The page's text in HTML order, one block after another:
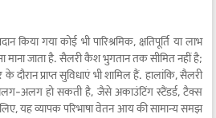
किया गया कोई भी पारिश्रमिक, क्षतिपूर्ति या लाभ
जाता है. सैलरी कैश भुगतान तक सीमित नहीं है;
दौरान प्राप्त सुविधाएं भी शामिल हैं. हालांकि, सैलरी
अलग हो सकती है, जैसे अकाउंटिंग स्टैंडर्ड, टैक्स
यह व्यापक परिभाषा वेतन आय की सामान्य समझ